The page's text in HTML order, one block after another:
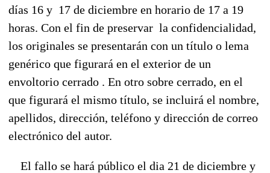
días 16 y 17 de diciembre en horario de 17 a 19
horas. Con el fin de preservar la confidencialidad,
los originales se presentarán con un título o lema
genérico que figurará en el exterior de un
envoltorio cerrado . En otro sobre cerrado, en el
que figurará el mismo título, se incluirá el nombre,
apellidos, dirección, teléfono y dirección de correo
electrónico del autor.
El fallo se hará público el dia 21 de diciembre y